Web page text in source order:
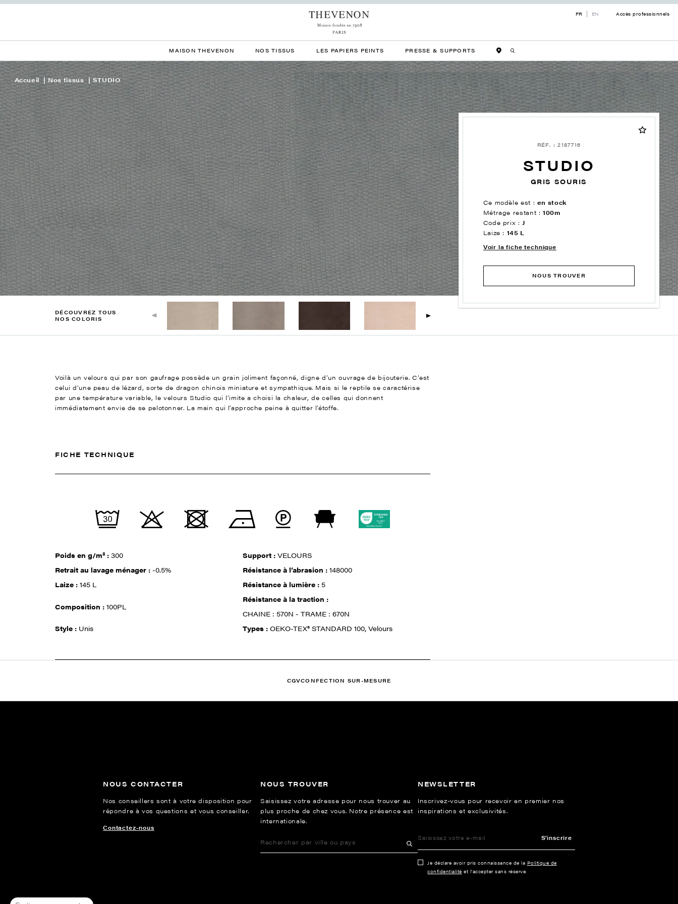
FR EN Accès professionnels
MAISON THEVENON NOS TISSUS LES PAPIERS PEINTS PRESSE & SUPPORTS
Accueil Nos tissus STUDIO
RÉF. : 2187716
STUDIO
GRIS SOURIS
Ce modèle est : en stock
Métrage restant :100m
Code prix : J
Laize : 145 L
Voir la fiche technique
NOUS TROUVER
DÉCOUVREZ TOUS
NOS COLORIS
Voilà un velours qui par son gaufrage possède un grain joliment façonné, digne d’un ouvrage de bijouterie. C’est
celui d’une peau de lézard, sorte de dragon chinois miniature et sympathique. Mais si le reptile se caractérise
par une température variable, le velours Studio qui l’imite a choisi la chaleur, de celles qui donnent
immédiatement envie de se pelotonner. La main qui l’approche peine à quitter l’étoffe.
FICHE TECHNIQUE
Poids en g/m² :300 Support :VELOURS
Retrait au lavage ménager :-0.5% Résistance à l‘abrasion :148000
Laize :145 L Résistance à lumière : 5
Composition :100PL
Résistance à la traction :
CHAINE : 570N - TRAME : 670N
Style : Unis Types :OEKO-TEX® STANDARD 100, Velours
CGVCONFECTION SUR-MESURE
NOUS CONTACTER
Nos conseillers sont à votre disposition pour
répondre à vos questions et vous conseiller.
Contactez-nous
NOUS TROUVER
Saisissez votre adresse pour nous trouver au
plus proche de chez vous. Notre présence est
internationale.
NEWSLETTER
Inscrivez-vous pour recevoir en premier nos
inspirations et exclusivités.
S'inscrire
Je déclare avoir pris connaissance de la Politique de
confidentialité et l’accepter sans réserve.